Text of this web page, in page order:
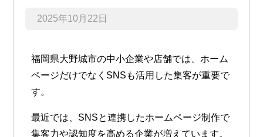
2025年10月22日
福岡県大野城市の中小企業や店舗では、ホーム
ページだけでなくSNSも活用した集客が重要で
す。
最近では、 SNSと連携したホームページ制作で
集客力や認知度を高める企業が増えています。